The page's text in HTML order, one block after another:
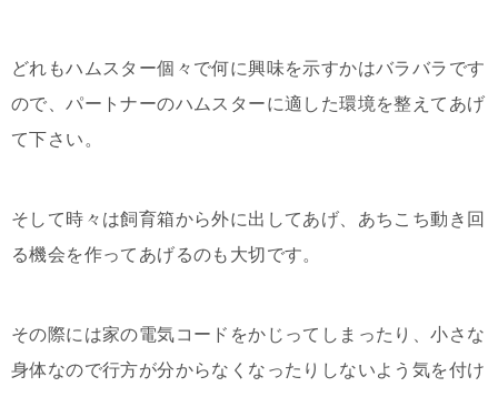
どれもハムスター個々で何に興味を示すかはバラバラです
ので、パートナーのハムスターに適した環境を整えてあげ
て下さい。
そして時々は飼育箱から外に出してあげ、あちこち動き回
る機会を作ってあげるのも大切です。
その際には家の電気コードをかじってしまったり、小さな
身体なので行方が分からなくなったりしないよう気を付け